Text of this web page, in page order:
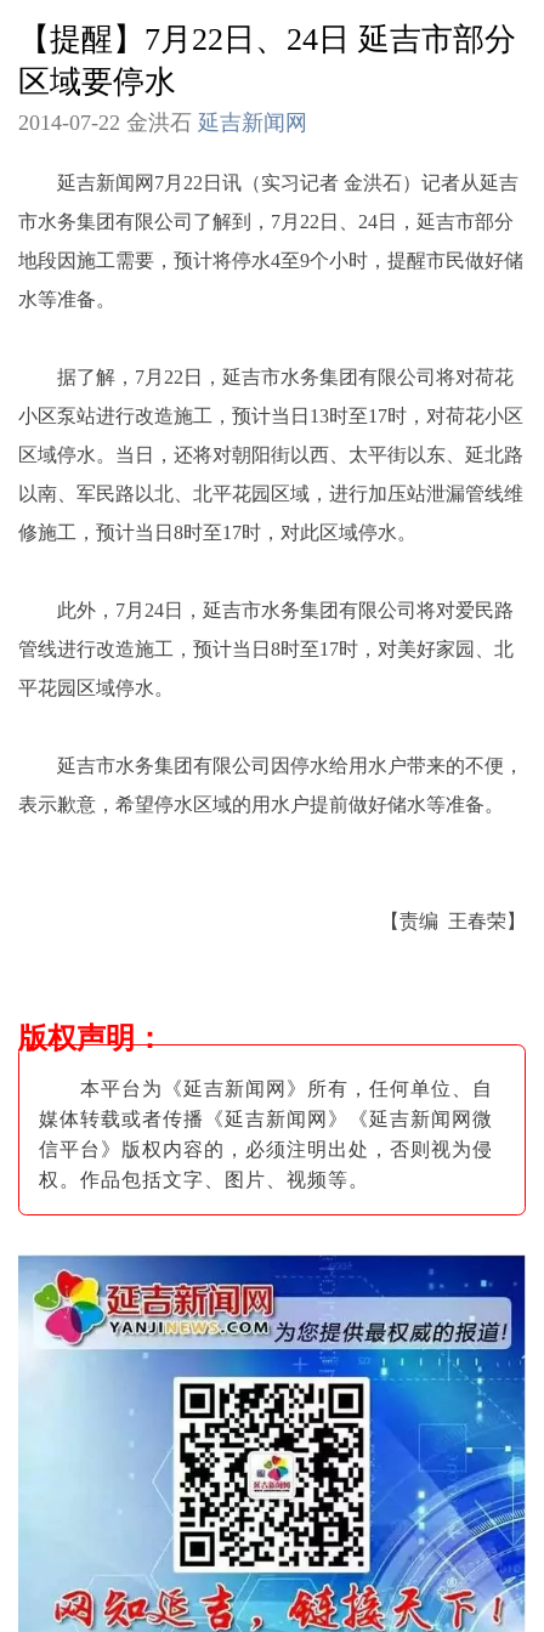
【提醒】7月22日、24日 延吉市部分
区域要停水
2014-07-22 金洪石 延吉新闻网
延吉新闻网7月22日讯（实习记者 金洪石）记者从延吉
市水务集团有限公司了解到，7月22日、24日，延吉市部分
地段因施工需要，预计将停水4至9个小时，提醒市民做好储
水等准备。
据了解，7月22日，延吉市水务集团有限公司将对荷花
小区泵站进行改造施工，预计当日13时至17时，对荷花小区
区域停水。当日，还将对朝阳街以西、太平街以东、延北路
以南、军民路以北、北平花园区域，进行加压站泄漏管线维
修施工，预计当日8时至17时，对此区域停水。
此外，7月24日，延吉市水务集团有限公司将对爱民路
管线进行改造施工，预计当日8时至17时，对美好家园、北
平花园区域停水。
延吉市水务集团有限公司因停水给用水户带来的不便，
表示歉意，希望停水区域的用水户提前做好储水等准备。
【责编 王春荣】
版权声明：
本平台为《延吉新闻网》所有，任何单位、自
媒体转载或者传播《延吉新闻网》《延吉新闻网微
信平台》版权内容的，必须注明出处，否则视为侵
权。作品包括文字、图片 、视频等。